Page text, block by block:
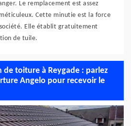
Le remplacement est assez
Cette minutie est la force
Elle établit gratuitement
de tuile.
de toiture à Reygade : parlez
Angelo pour recevoir le